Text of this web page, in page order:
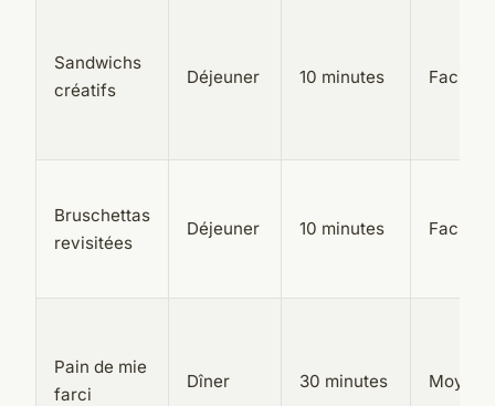
Sandwichs
créatifs
Déjeuner 10 minutes Facile
Bruschettas
revisitées
Déjeuner 10 minutes Facile
Pain de mie
farci
Dîner 30 minutes Moyen